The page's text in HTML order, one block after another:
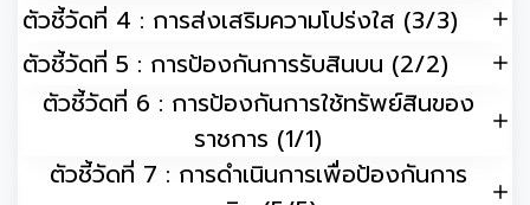
ตัวชี้วัดที่ 4 : การส่งเสริมความโปร่งใส (3/3)
ตัวชี้วัดที่ 5 : การป้องกันการรับสินบน (2/2)
ตัวชี้วัดที่ 6 : การป้องกันการใช้ทรัพย์สินของ
ราชการ (1/1)
ตัวชี้วัดที่ 7 : การดำเนินการเพื่อป้องกันการ